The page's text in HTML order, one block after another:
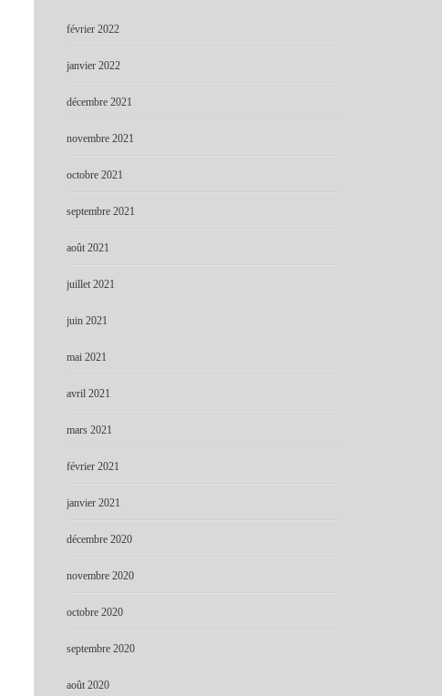
février 2022
janvier 2022
décembre 2021
novembre 2021
octobre 2021
septembre 2021
août 2021
juillet 2021
juin 2021
mai 2021
avril 2021
mars 2021
février 2021
janvier 2021
décembre 2020
novembre 2020
octobre 2020
septembre 2020
août 2020